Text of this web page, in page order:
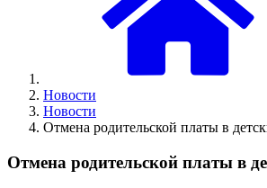
Новости
Новости
Отмена родительской платы в
Отмена родительской платы в